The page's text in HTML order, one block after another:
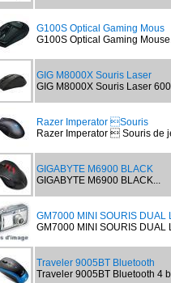
G100S Optical Gaming Mous
G100S Optical Gaming
GIG M8000X Souris Laser
GIG M8000X Souris Laser
Razer Imperator Souris
Razer Imperator  Souris de
GIGABYTE M6900 BLACK
GIGABYTE M6900 BLACK...
GM7000 MINI SOURIS DUAL
GM7000 MINI SOURIS DUAL
Traveler 9005BT Bluetooth
Traveler 9005BT Bluetooth 4